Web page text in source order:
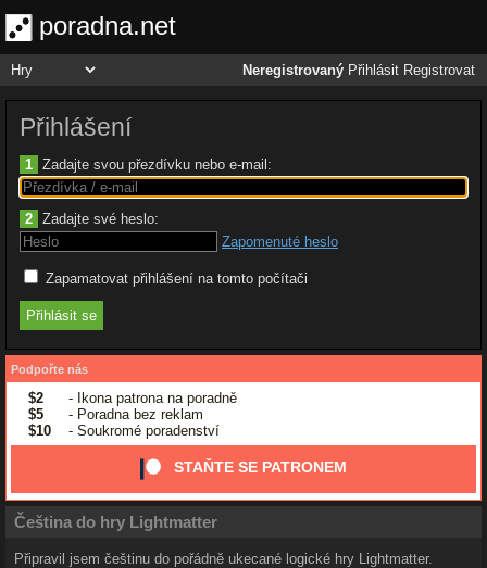
poradna.net
Neregistrovaný Přihlásit Registrovat
Přihlášení
1 Zadajte svou přezdívku nebo e-mail:
2 Zadajte své heslo:
Zapomenuté heslo
Zapamatovat přihlášení na tomto počítači
Podpořte nás
$2
- Ikona patrona na poradně
$5
- Poradna bez reklam
$10
- Soukromé poradenství
STAŇTE SE PATRONEM
Čeština do hry Lightmatter
Připravil jsem češtinu do pořádně ukecané logické hry Lightmatter.